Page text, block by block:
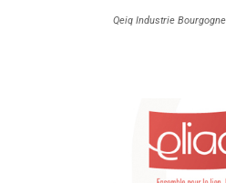
Qeiq Industrie